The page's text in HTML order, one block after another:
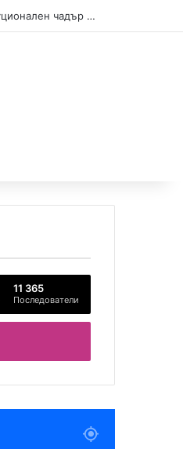
Кой прикрива нарушенията при туристическите влакчета в Бургас? Сигнал поставя въпроси за институционален чадър и бездействие на контролните органи.
11 365
Последователи